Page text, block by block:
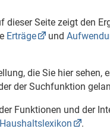
dieser Seite zeigt den
Erträge und
die Sie hier sehen,
der Suchfunktion
Funktionen und der
Haushaltslexikon .